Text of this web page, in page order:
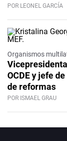
POR LEONEL GARCÍA
Organismos
OCDE y jefe
de reformas
POR ISMAEL GRAU